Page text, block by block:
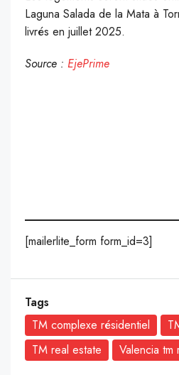
Laguna Salada de la Mata à
livrés en juillet 2025.
Source : EjePrime
[mailerlite_form form_id=3]
Tags
TM complexe résidentiel
TM real estate
Valencia tm